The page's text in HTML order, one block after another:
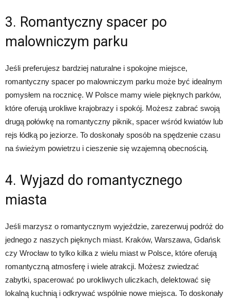
3. Romantyczny spacer po
malowniczym parku
Jeśli preferujesz bardziej naturalne i spokojne miejsce,
romantyczny spacer po malowniczym parku może być idealnym
pomysłem na rocznicę. W Polsce mamy wiele pięknych parków,
które oferują urokliwe krajobrazy i spokój. Możesz zabrać swoją
drugą połówkę na romantyczny piknik, spacer wśród kwiatów lub
rejs łódką po jeziorze. To doskonały sposób na spędzenie czasu
na świeżym powietrzu i cieszenie się wzajemną obecnością.
4. Wyjazd do romantycznego
miasta
Jeśli marzysz o romantycznym wyjeździe, zarezerwuj podróż do
jednego z naszych pięknych miast. Kraków, Warszawa, Gdańsk
czy Wrocław to tylko kilka z wielu miast w Polsce, które oferują
romantyczną atmosferę i wiele atrakcji. Możesz zwiedzać
zabytki, spacerować po urokliwych uliczkach, delektować się
lokalną kuchnią i odkrywać wspólnie nowe miejsca. To doskonały